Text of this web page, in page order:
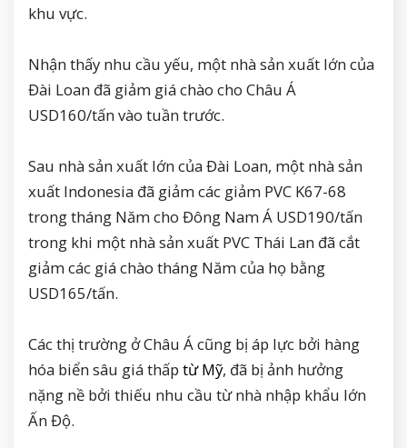
khu vực.
Nhận thấy nhu cầu yếu, một nhà sản xuất lớn của
Đài Loan đã giảm giá chào cho Châu Á
USD160/tấn vào tuần trước.
Sau nhà sản xuất lớn của Đài Loan, một nhà sản
xuất Indonesia đã giảm các giảm PVC K67-68
trong tháng Năm cho Đông Nam Á USD190/tấn
trong khi một nhà sản xuất PVC Thái Lan đã cắt
giảm các giá chào tháng Năm của họ bằng
USD165/tấn.
Các thị trường ở Châu Á cũng bị áp lực bởi hàng
hóa biển sâu giá thấp từ Mỹ, đã bị ảnh hưởng
nặng nề bởi thiếu nhu cầu từ nhà nhập khẩu lớn
Ấn Độ.